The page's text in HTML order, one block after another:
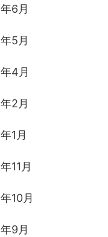
6月
5月
4月
2月
1月
11月
10月
9月